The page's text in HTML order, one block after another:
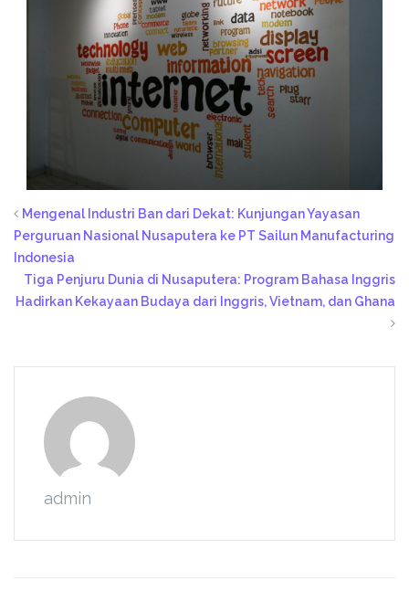
Mengenal Industri Ban dari Dekat: Kunjungan Yayasan
Perguruan Nasional Nusaputera ke PT Sailun Manufacturing
Indonesia
Tiga Penjuru Dunia di Nusaputera: Program Bahasa Inggris
Hadirkan Kekayaan Budaya dari Inggris, Vietnam, dan Ghana
admin